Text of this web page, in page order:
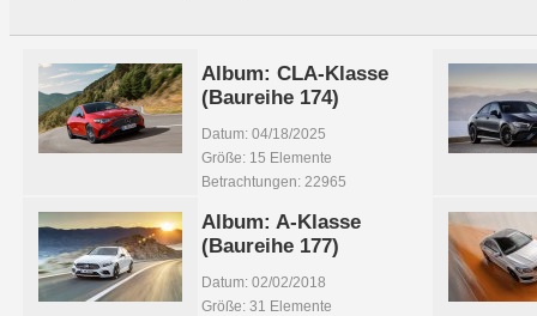
Album: CLA-Klasse
(Baureihe 174)
Datum: 04/18/2025
Größe: 15 Elemente
Betrachtungen: 22965
Album: A-Klasse
(Baureihe 177)
Datum: 02/02/2018
Größe: 31 Elemente